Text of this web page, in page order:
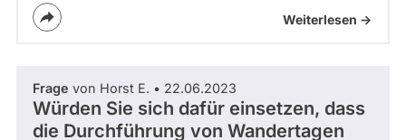
Weiterlesen ->
Frage von Horst E. • 22.06.2023
Würden Sie sich dafür einsetzen, dass
die Durchführung von Wandertagen